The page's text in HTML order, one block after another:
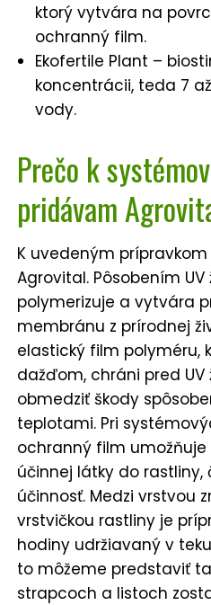
ktorý vytvára na
ochranný film.
Ekofertile Plant –
koncentrácii, teda 7
vody.
Prečo k
pridávam
K uvedeným
Agrovital. Pôsobením
polymerizuje a vytvára
membránu z prírodnej
elastický film polyméru,
dažďom, chráni pred
obmedziť škody
teplotami. Pri
ochranný film
účinnej látky do rastliny,
účinnosť. Medzi vrstvou
vrstvičkou rastliny je
hodiny udržiavaný v
to môžeme predstaviť
strapcoch a listoch